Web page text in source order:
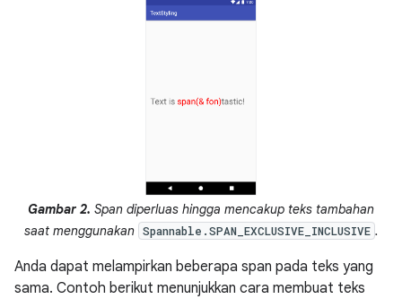
Gambar 2. Span diperluas hingga mencakup teks tambahan
saat menggunakan Spannable.SPAN_EXCLUSIVE_INCLUSIVE .
Anda dapat melampirkan beberapa span pada teks yang
sama. Contoh berikut menunjukkan cara membuat teks